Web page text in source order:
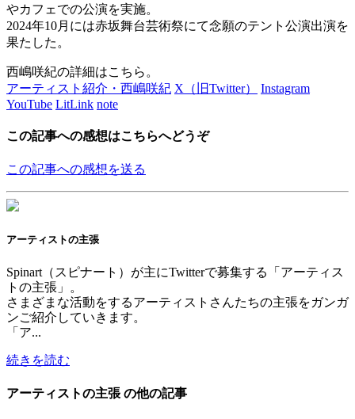
やカフェでの公演を実施。
2024年10月には赤坂舞台芸術祭にて念願のテント公演出演を
果たした。
西嶋咲紀の詳細はこちら。
アーティスト紹介・西嶋咲紀 X（旧Twitter）
Instagram
YouTube LitLink note
この記事への感想はこちらへどうぞ
この記事への感想を送る
アーティストの主張
Spinart（スピナート）が主にTwitterで募集する「アーティス
トの主張」。
さまざまな活動をするアーティストさんたちの主張をガンガ
ンご紹介していきます。
「ア...
続きを読む
アーティストの主張 の他の記事